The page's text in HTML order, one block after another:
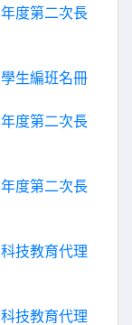
度第二次長
生編班名冊
度第二次長
度第二次長
技教育代理
技教育代理